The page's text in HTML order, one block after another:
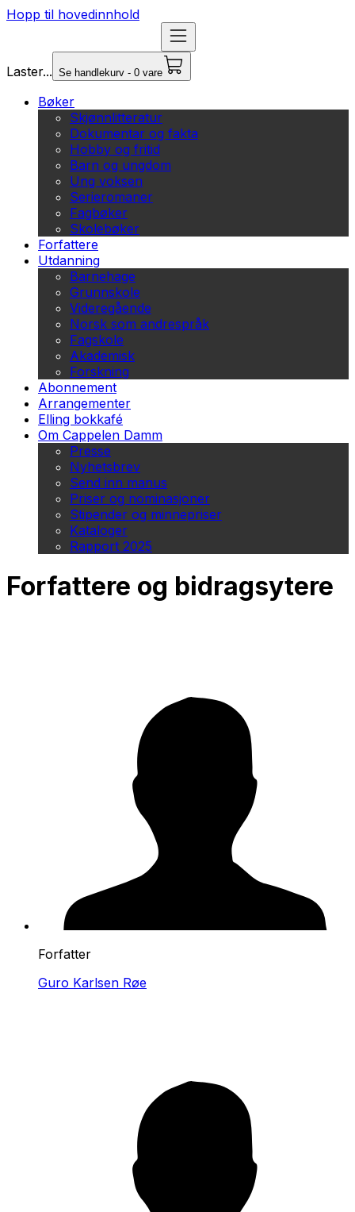
Hopp til hovedinnhold
Laster... Se handlekurv - 0 vare
Bøker
Skjønnlitteratur
Dokumentar og fakta
Hobby og fritid
Barn og ungdom
Ung voksen
Serieromaner
Fagbøker
Skolebøker
Forfattere
Utdanning
Barnehage
Grunnskole
Videregående
Norsk som andrespråk
Fagskole
Akademisk
Forskning
Abonnement
Arrangementer
Elling bokkafé
Om Cappelen Damm
Presse
Nyhetsbrev
Send inn manus
Priser og nominasjoner
Stipender og minnepriser
Kataloger
Rapport 2025
Forfattere og bidragsytere
Forfatter
Guro Karlsen Røe